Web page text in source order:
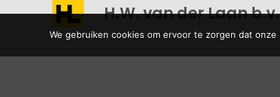
H.W. van der Laan b.v.
We gebruiken cookies om ervoor te zorgen dat